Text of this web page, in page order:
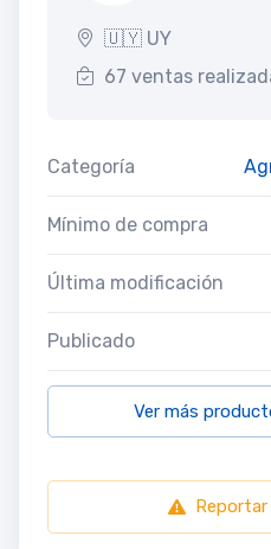
🇺🇾 UY
67 ventas
Categoría
Mínimo de compra
Última modificación
Publicado
Ver más